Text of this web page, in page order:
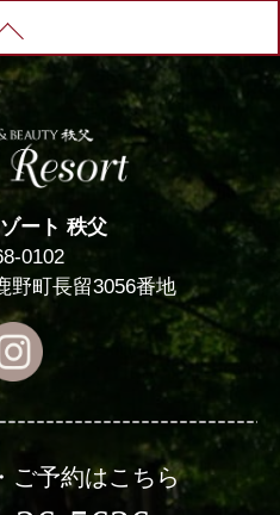
ート 秩父
0102
野町長留3056番地
ご予約はこちら